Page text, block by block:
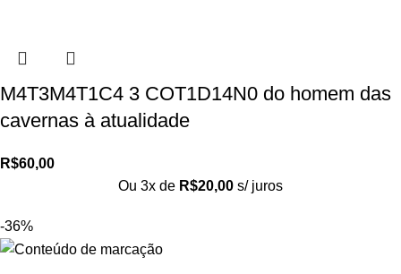
M4T3M4T1C4 3 COT1D14N0 do homem das
cavernas à atualidade
R$60,00
Ou 3x de R$20,00 s/ juros
-36%